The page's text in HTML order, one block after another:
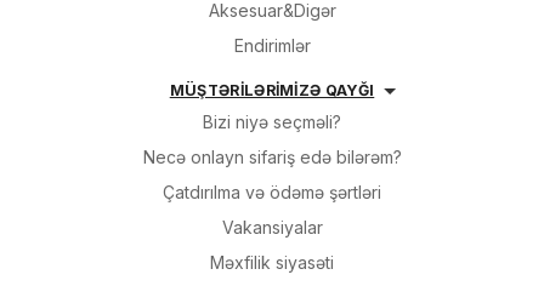
Aksesuar&Digər
Endirimlər
MÜŞTƏRİLƏRİMİZƏ QAYĞI
Bizi niyə seçməli?
Necə onlayn sifariş edə bilərəm?
Çatdırılma və ödəmə şərtləri
Vakansiyalar
Məxfilik siyasəti